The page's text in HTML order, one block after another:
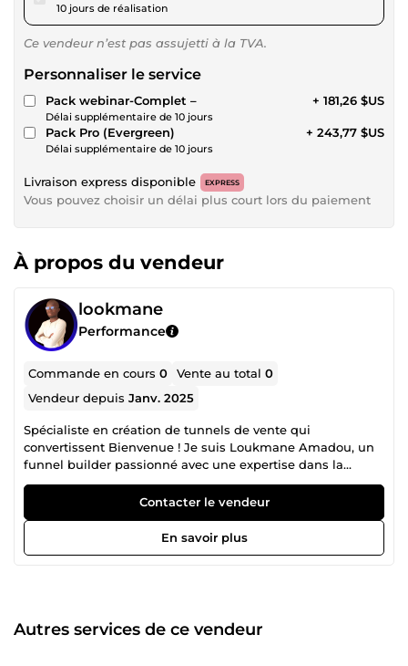
10 jours de réalisation
Ce vendeur n’est pas assujetti à la TVA.
Personnaliser le service
Pack webinar-Complet –
Délai supplémentaire de 10 jours
+ 181,26 $US
Pack Pro (Evergreen)
Délai supplémentaire de 10 jours
+ 243,77 $US
Livraison express disponible EXPRESS
Vous pouvez choisir un délai plus court lors du paiement
À propos du vendeur
lookmane
Performance
Commande en cours0 Vente au total0
Vendeur depuisJanv. 2025
Spécialiste en création de tunnels de vente qui
convertissent Bienvenue ! Je suis Loukmane Amadou, un
funnel builder passionné avec une expertise dans la
conception et l'optimisation de tunnels de vente sur
mesure pour les entrepreneurs, agences, et entreprises en
quête de croissance. Avec une approche centrée sur les
résultats, je maîtrise la création des différents types de
tunnel : ( pages de capture, de vente, et de remerciement)
transformer vos visiteurs en clients fidèles grâce à des
tunnels de vente performants .
Contacter le vendeur
En savoir plus
Autres services de ce vendeur